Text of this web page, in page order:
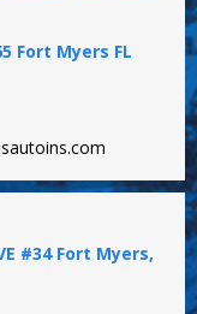
Fort Myers FL
#34 Fort Myers,